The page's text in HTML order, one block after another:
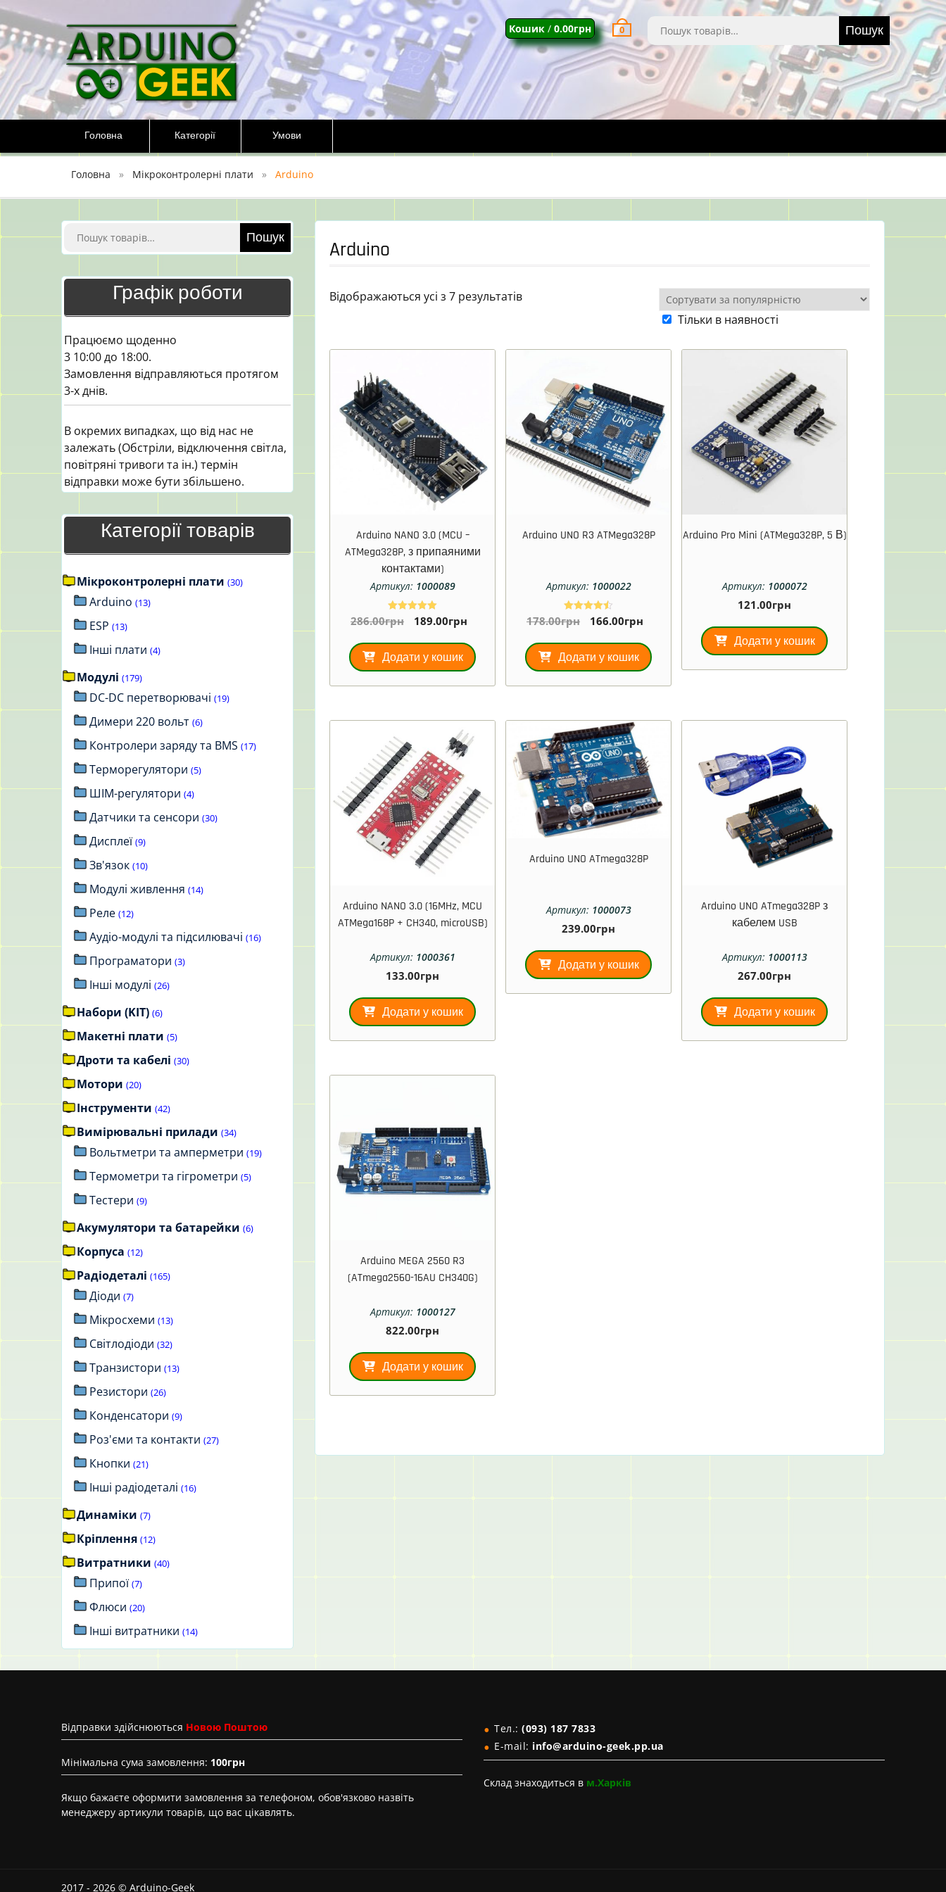
Перейти
до
вмісту
Шукати: Пошук
Кошик / 0.00грн 0
Головна Категорії Умови
Головна Мікроконтролерні плати Arduino
Arduino
Відображаються усі з 7 результатів
Тільки в наявності
Arduino NANO 3.0 (MCU –
ATMega328P, з припаяними
контактами)
Артикул: 1000089
Оцінено в
5.00
286.00грн 189.00грн
Додати у кошик
Arduino UNO R3 ATMega328P
Артикул: 1000022
Оцінено в
4.50
178.00грн 166.00грн
Додати у кошик
Arduino Pro Mini (ATMega328P, 5 В)
Артикул: 1000072
121.00грн
Додати у кошик
Arduino NANO 3.0 (16MHz, MCU
ATMega168P + CH340, microUSB)
Артикул: 1000361
133.00грн
Додати у кошик
Arduino UNO ATmega328P
Артикул: 1000073
239.00грн
Додати у кошик
Arduino UNO ATmega328P з
кабелем USB
Артикул: 1000113
267.00грн
Додати у кошик
Arduino MEGA 2560 R3
(ATmega2560-16AU CH340G)
Артикул: 1000127
822.00грн
Додати у кошик
Шукати: Пошук
Графік роботи
Працюємо щоденно
3 10:00 до 18:00.
Замовлення відправляються протягом
3-х днів.
В окремих випадках, що від нас не
залежать (Обстріли, відключення світла,
повітряні тривоги та ін.) термін
відправки може бути збільшено.
Категорії товарів
Мікроконтролерні плати (30)
Arduino (13)
ESP (13)
Інші плати (4)
Модулі (179)
DC-DC перетворювачі (19)
Димери 220 вольт (6)
Контролери заряду та BMS (17)
Терморегулятори (5)
ШІМ-регулятори (4)
Датчики та сенсори (30)
Дисплеї (9)
Зв'язок (10)
Модулі живлення (14)
Реле (12)
Аудіо-модулі та підсилювачі (16)
Програматори (3)
Інші модулі (26)
Набори (KIT) (6)
Макетні плати (5)
Дроти та кабелі (30)
Мотори (20)
Інструменти (42)
Вимірювальні прилади (34)
Вольтметри та амперметри (19)
Термометри та гігрометри (5)
Тестери (9)
Акумулятори та батарейки (6)
Корпуса (12)
Радіодеталі (165)
Діоди (7)
Мікросхеми (13)
Світлодіоди (32)
Транзистори (13)
Резистори (26)
Конденсатори (9)
Роз'єми та контакти (27)
Кнопки (21)
Інші радіодеталі (16)
Динаміки (7)
Кріплення (12)
Витратники (40)
Припої (7)
Флюси (20)
Інші витратники (14)
Вiдправки здійснюються Новою Поштою
Мінімальна сума замовлення: 100грн
Якщо бажаєте оформити замовлення за телефоном, обов'язково назвіть
менеджеру артикули товарів, що вас цікавлять.
Тел.: (093) 187 7833
E-mail: info@arduino-geek.pp.ua
Склад знаходиться в м.Харків
2017 - 2026 © Arduino-Geek